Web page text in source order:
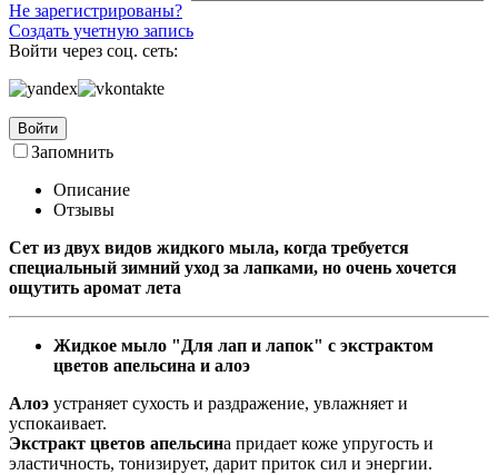
Не зарегистрированы?
Создать учетную запись
Войти через соц. сеть:
Войти
Запомнить
Описание
Отзывы
Сет из двух видов жидкого мыла, когда требуется
специальный зимний уход за лапками, но очень хочется
ощутить аромат лета
Жидкое мыло "Для лап и лапок" с экстрактом
цветов апельсина и алоэ
Алоэ устраняет сухость и раздражение, увлажняет и
успокаивает.
Экстракт цветов апельсина придает коже упругость и
эластичность, тонизирует, дарит приток сил и энергии.